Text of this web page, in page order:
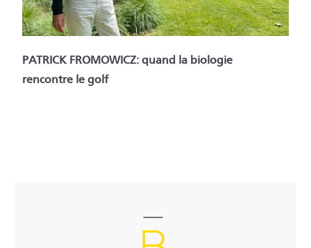
PATRICK FROMOWICZ: quand la biologie
rencontre le golf